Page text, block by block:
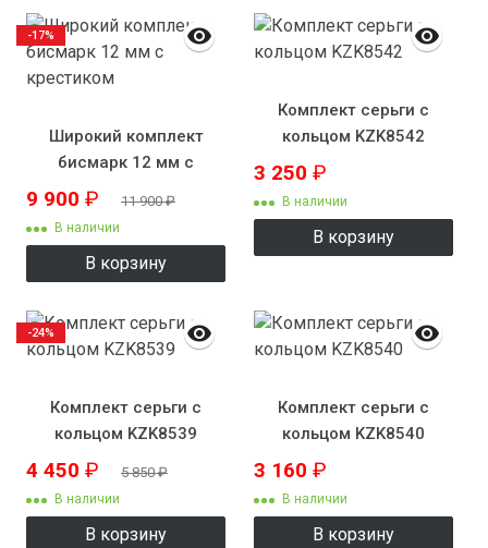
Широкий комплект
бисмарк 12 мм с
крестиком
9 900 ₽ 11 900₽
В наличии
В корзину
-17%
Комплект серьги с
кольцом KZK8542
3 250 ₽
В наличии
В корзину
Комплект серьги с
кольцом KZK8539
4 450 ₽ 5 850₽
В наличии
В корзину
-24%
Комплект серьги с
кольцом KZK8540
3 160 ₽
В наличии
В корзину